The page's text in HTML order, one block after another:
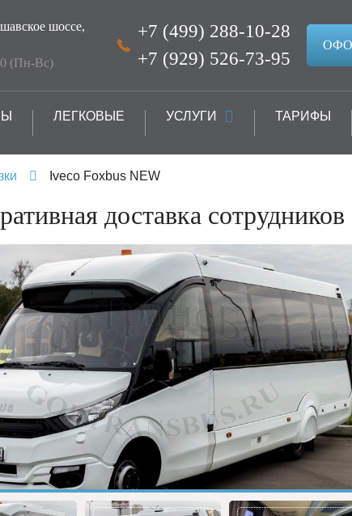
шоссе,
(Пн-Вс)
+7 (499) 288-10-28
+7 (929) 526-73-95
ЛЕГКОВЫЕ УСЛУГИ ТАРИФЫ
Iveco Foxbus NEW
доставка сотрудников